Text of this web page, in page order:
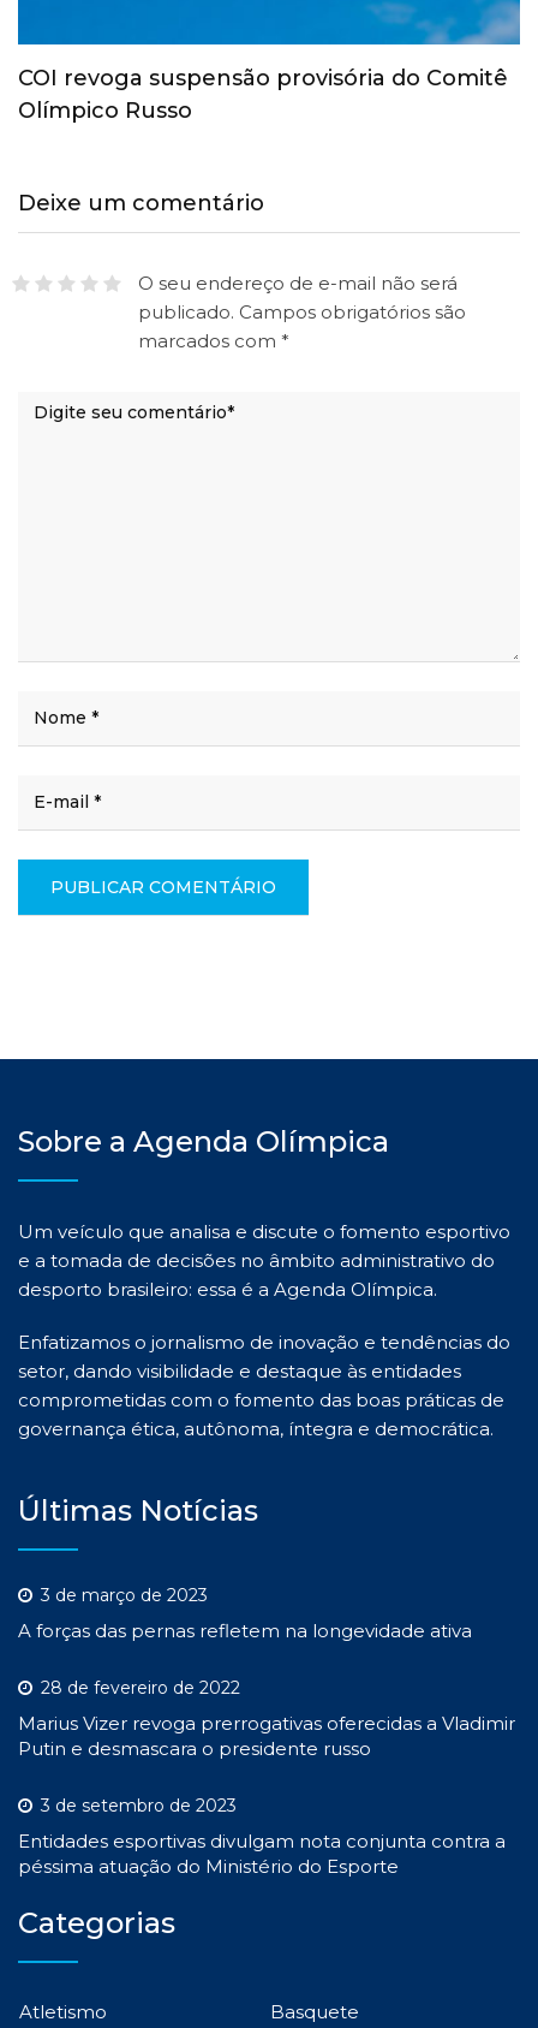
COI revoga suspensão provisória do Comitê
Olímpico Russo
Deixe um comentário
O seu endereço de e-mail não será
publicado. Campos obrigatórios são
marcados com *
Sobre a Agenda Olímpica
Um veículo que analisa e discute o fomento esportivo
e a tomada de decisões no âmbito administrativo do
desporto brasileiro: essa é a Agenda Olímpica.
Enfatizamos o jornalismo de inovação e tendências do
setor, dando visibilidade e destaque às entidades
comprometidas com o fomento das boas práticas de
governança ética, autônoma, íntegra e democrática.
Últimas Notícias
3 de março de 2023
A forças das pernas refletem na longevidade ativa
28 de fevereiro de 2022
Marius Vizer revoga prerrogativas oferecidas a Vladimir
Putin e desmascara o presidente russo
3 de setembro de 2023
Entidades esportivas divulgam nota conjunta contra a
péssima atuação do Ministério do Esporte
Categorias
Atletismo
Basquete